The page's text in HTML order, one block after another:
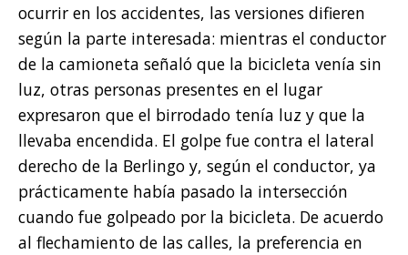
ocurrir en los accidentes, las versiones difieren
según la parte interesada: mientras el conductor
de la camioneta señaló que la bicicleta venía sin
luz, otras personas presentes en el lugar
expresaron que el birrodado tenía luz y que la
llevaba encendida. El golpe fue contra el lateral
derecho de la Berlingo y, según el conductor, ya
prácticamente había pasado la intersección
cuando fue golpeado por la bicicleta. De acuerdo
al flechamiento de las calles, la preferencia en